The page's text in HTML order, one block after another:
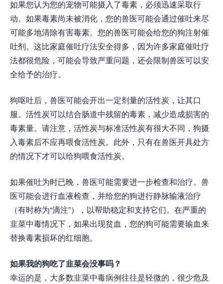
如果您认为您的宠物可能摄入了毒素，必须迅速采取行
动。如果毒素尚未被消化，您的兽医可能会通过催吐来尽
可能多地清除有害毒素。您的兽医可能会给您的狗注射催
吐剂。这比家庭催吐疗法安全得多，因为许多家庭催吐疗
法都很危险，可能会导致严重问题，还会限制兽医可以安
全给予的治疗。
狗呕吐后，兽医可能会开出一定剂量的活性炭，让其口
服。活性炭可以结合肠道中残留的毒素，减少造成损害的
毒素量。请注意，活性炭与标准活性炭有很大不同，狗摄
入毒素后不应再喂食活性炭。此外，只有在兽医开具处方
的情况下才可以给狗喂食活性炭。
如果催吐为时已晚，兽医可能需要进一步检查和治疗。兽
医可能会进行血液检查，并给您的狗进行静脉输液治疗
（有时称为“滴注”），以帮助稳定和支持它们。在严重的
韭菜中毒情况下，如果出现贫血，您的狗可能需要输血来
替换毒素损坏的红细胞。
如果我的狗吃了韭菜会没事吗？
幸运的是，大多数韭菜中毒病例往往是轻微的，很少危及